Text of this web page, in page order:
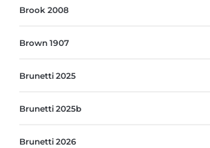
Brook 2008
Brown 1907
Brunetti 2025
Brunetti 2025b
Brunetti 2026